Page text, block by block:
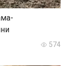
574